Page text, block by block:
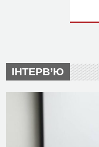
ІНТЕРВ’Ю